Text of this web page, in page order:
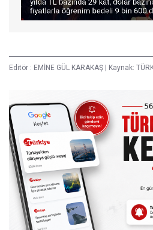
Editör : EMİNE GÜL KARAKAŞ | Kaynak: